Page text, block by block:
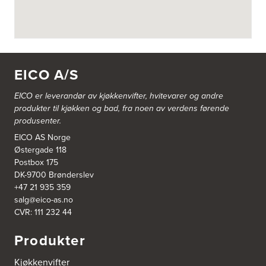
Bergen Kjøkkensenter A/S
Hellevegen 228
Tel.:55-395060
Bjerkreim Trelast AS
Nesjane 7, Vikeså
4389 Vikeså
Tel.:51-454050
http://www.drommekjokken.no
Bjerks Trevarefabrikk AS
Torkel Haabeths Vei 47
4325 Sandnes
Tel.:51609590
Bjørnådal AS
EICO A/S
EICO er leverandør av kjøkkenvifter, hvitevarer og andre
produkter til kjøkken og bad, fra noen av verdens førende
produsenter.
EICO AS Norge
Østergade 118
Postbox 175
DK-9700 Brønderslev
+47 21 935 359
salg@eico-as.no
CVR: 111 232 44
Produkter
Kjøkkenvifter